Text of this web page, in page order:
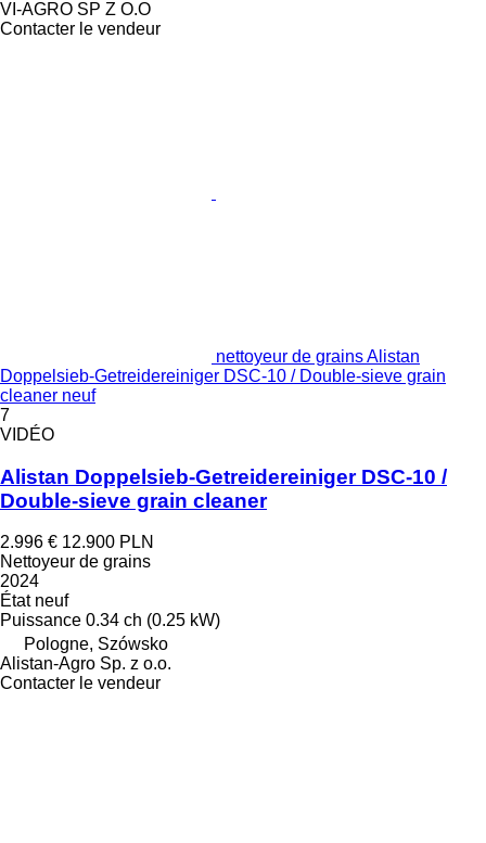
VI-AGRO SP Z O.O
Contacter le vendeur
nettoyeur de grains Alistan
Doppelsieb-Getreidereiniger DSC-10 / Double-sieve grain
cleaner neuf
7
VIDÉO
Alistan Doppelsieb-Getreidereiniger DSC-10 /
Double-sieve grain cleaner
2.996 € 12.900 PLN
Nettoyeur de grains
2024
Étatneuf
Puissance 0.34 ch (0.25 kW)
Pologne, Szówsko
Alistan-Agro Sp. z o.o.
Contacter le vendeur